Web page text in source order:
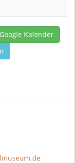
Kalender